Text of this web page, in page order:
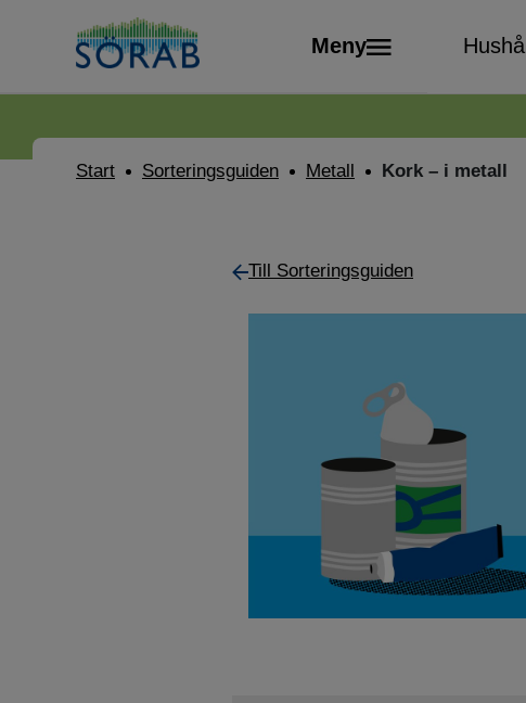
Meny Hushåll
Start Sorteringsguiden Metall Kork – i metall
Till Sorteringsguiden